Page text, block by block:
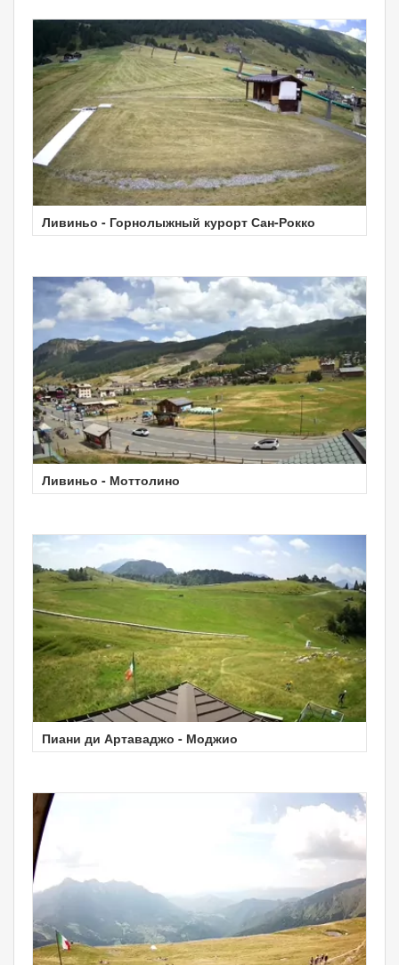
Ливиньо - Горнолыжный курорт Сан-Рокко
Ливиньо - Моттолино
Пиани ди Артаваджо - Моджио